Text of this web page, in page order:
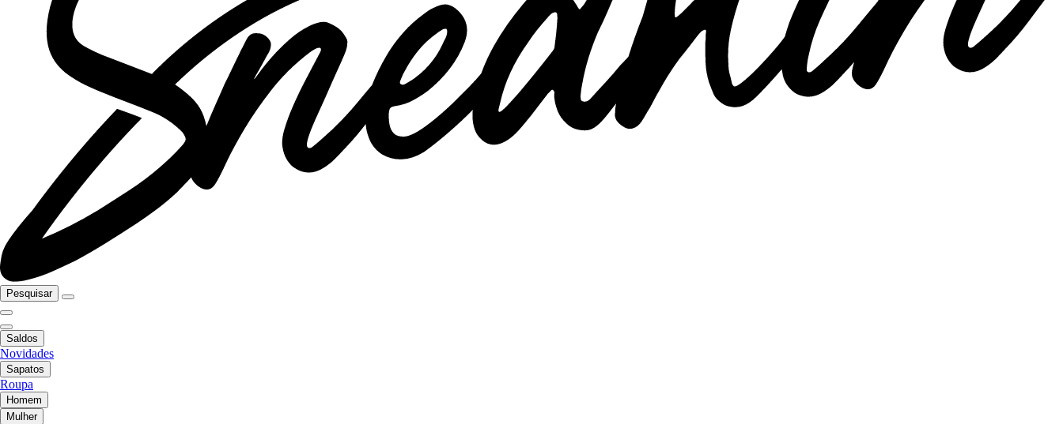
Pesquisar
Saldos
Novidades
Sapatos
Roupa
Homem
Mulher